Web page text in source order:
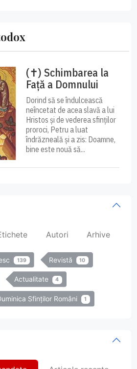
(✝) Schimbarea la
Față a Domnului
Dorind să se îndulcească
neîncetat de acea slavă a lui
Hristos și de vederea sfinților
proroci, Petru a luat
îndrăzneală și a zis: Doamne,
bine este nouă să...
Autori Arhive
139 Revistă 10
Actualitate 4
Sfinților Români 1